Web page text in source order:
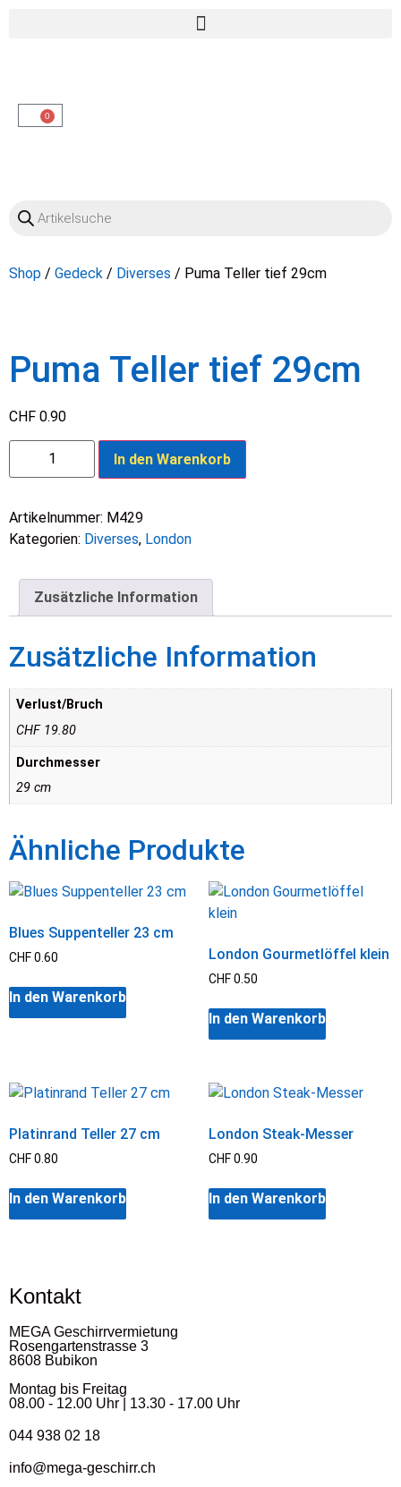
0
OO
Shop / Gedeck / Diverses / Puma Teller tief 29cm
Puma Teller tief 29cm
CHF 0.90
In den Warenkorb
Artikelnummer: M429
Kategorien: Diverses, London
Zusätzliche Information
Zusätzliche Information
Verlust/Bruch
CHF 19.80
Durchmesser
29 cm
Ähnliche Produkte
Blues Suppenteller 23 cm
CHF0.60
In den Warenkorb
London Gourmetlöffel klein
CHF0.50
In den Warenkorb
Platinrand Teller 27 cm
CHF0.80
In den Warenkorb
London Steak-Messer
CHF0.90
In den Warenkorb
Kontakt
MEGA Geschirrvermietung
Rosengartenstrasse 3
8608 Bubikon
Montag bis Freitag
08.00 - 12.00 Uhr | 13.30 - 17.00 Uhr
044 938 02 18
info@mega-geschirr.ch